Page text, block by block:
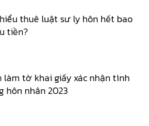
thuê luật sư ly hôn hết bao
tiền?
làm tờ khai giấy xác nhận tình
hôn nhân 2023